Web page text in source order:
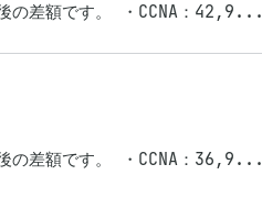
の差額です。 ・CCNA：42,9...
の差額です。 ・CCNA：36,9...